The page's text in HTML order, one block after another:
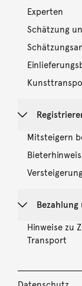
Experten
Schätzung
Mitsteigern
Hinweise zu
Transport